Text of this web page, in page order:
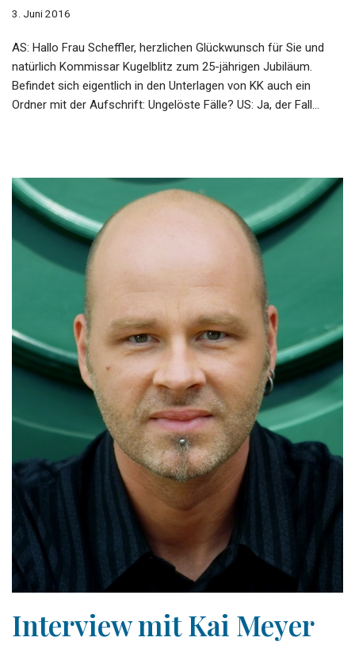
3. Juni 2016
AS: Hallo Frau Scheffler, herzlichen Glückwunsch für Sie und
natürlich Kommissar Kugelblitz zum 25-jährigen Jubiläum.
Befindet sich eigentlich in den Unterlagen von KK auch ein
Ordner mit der Aufschrift: Ungelöste Fälle? US: Ja, der Fall…
Interview mit Kai Meyer